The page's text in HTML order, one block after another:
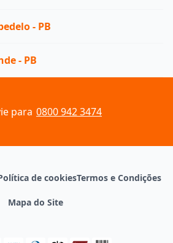
- PB
- PB
para 0800 942 3474
de cookiesTermos e Condições
Mapa do Site